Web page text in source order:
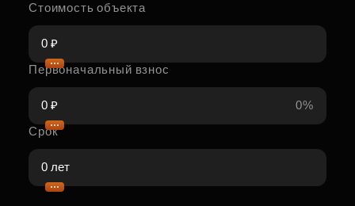
Стоимость объекта
Первоначальный взнос
0%
Срок